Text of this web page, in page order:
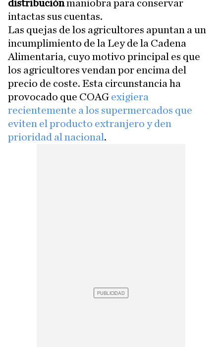
distribuciónmaniobra para conservar
intactas sus cuentas.
Las quejas de los agricultores apuntan a un
incumplimiento de la Ley de la Cadena
Alimentaria, cuyo motivo principal es que
los agricultores vendan por encima del
precio de coste. Esta circunstancia ha
provocado que COAG exigiera
recientemente a los supermercados que
eviten el producto extranjero y den
prioridad al nacional .